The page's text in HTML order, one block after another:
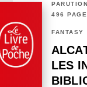
496
FANTASY
LES